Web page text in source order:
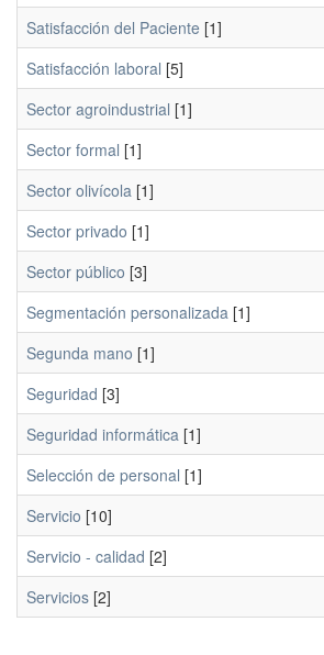
Satisfacción del Paciente [1]
Satisfacción laboral [5]
Sector agroindustrial [1]
Sector formal [1]
Sector olivícola [1]
Sector privado [1]
Sector público [3]
Segmentación personalizada [1]
Segunda mano [1]
Seguridad [3]
Seguridad informática [1]
Selección de personal [1]
Servicio [10]
Servicio - calidad [2]
Servicios [2]